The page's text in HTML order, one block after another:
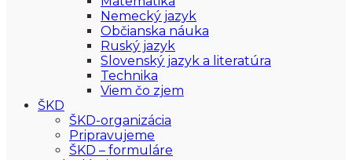
Nemecký jazyk
Občianska náuka
Ruský jazyk
Slovenský jazyk a literatúra
Technika
Viem čo zjem
ŠKD
ŠKD-organizácia
Pripravujeme
ŠKD – formuláre